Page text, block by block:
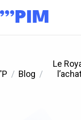
'P Blog
Le